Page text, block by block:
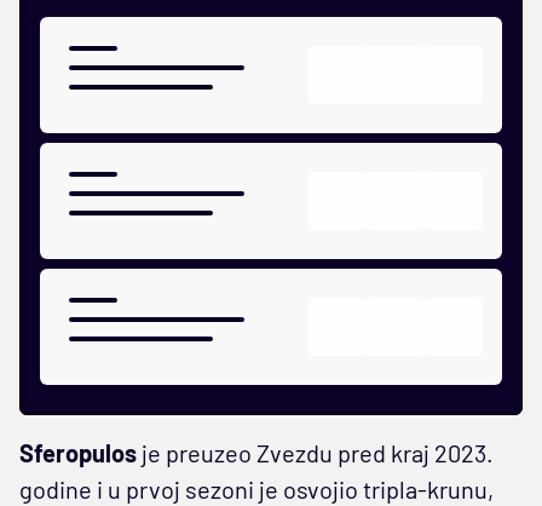
Sferopulos je preuzeo Zvezdu pred kraj 2023.
godine i u prvoj sezoni je osvojio tripla-krunu,